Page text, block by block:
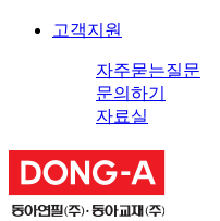
고객지원
자주묻는질문
문의하기
자료실